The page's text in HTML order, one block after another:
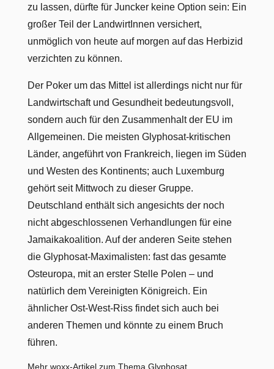
zu lassen, dürfte für Juncker keine Option sein: Ein
großer Teil der LandwirtInnen versichert,
unmöglich von heute auf morgen auf das Herbizid
verzichten zu können.
Der Poker um das Mittel ist allerdings nicht nur für
Landwirtschaft und Gesundheit bedeutungsvoll,
sondern auch für den Zusammenhalt der EU im
Allgemeinen. Die meisten Glyphosat-kritischen
Länder, angeführt von Frankreich, liegen im Süden
und Westen des Kontinents; auch Luxemburg
gehört seit Mittwoch zu dieser Gruppe.
Deutschland enthält sich angesichts der noch
nicht abgeschlossenen Verhandlungen für eine
Jamaikakoalition. Auf der anderen Seite stehen
die Glyphosat-Maximalisten: fast das gesamte
Osteuropa, mit an erster Stelle Polen – und
natürlich dem Vereinigten Königreich. Ein
ähnlicher Ost-West-Riss findet sich auch bei
anderen Themen und könnte zu einem Bruch
führen.
Mehr woxx-Artikel zum Thema Glyphosat